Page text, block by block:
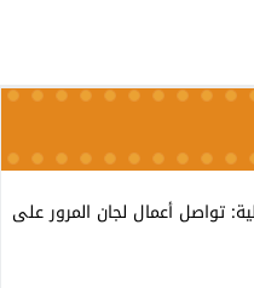
تواصل أعمال لجان المرور على